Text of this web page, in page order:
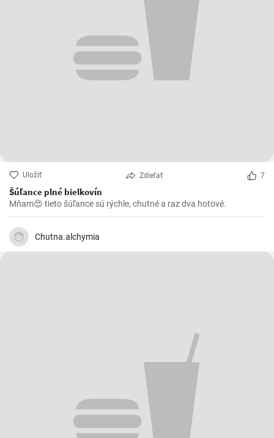
Uložiť Zdieľať 7
Šúľance plné bielkovín
Mňam😍 tieto šúľance sú rýchle, chutné a raz dva hotové.
Chutna.alchymia